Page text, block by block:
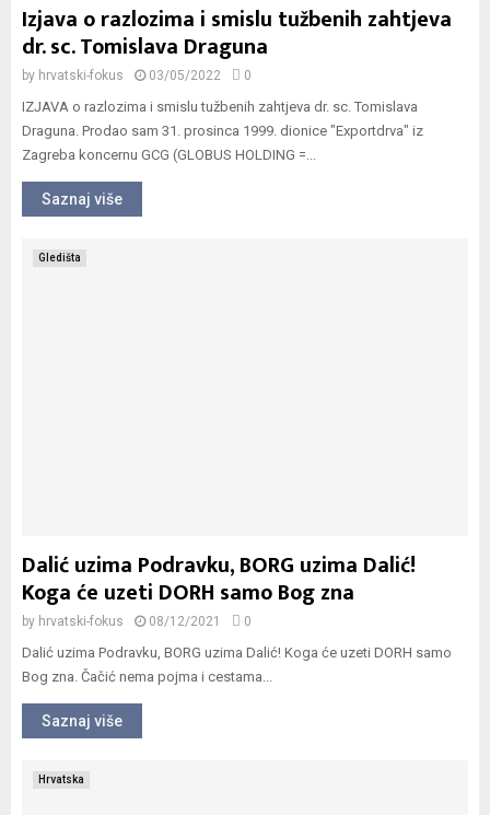
Izjava o razlozima i smislu tužbenih zahtjeva
dr. sc. Tomislava Draguna
by hrvatski-fokus 03/05/2022 0
IZJAVA o razlozima i smislu tužbenih zahtjeva dr. sc. Tomislava
Draguna. Prodao sam 31. prosinca 1999. dionice "Exportdrva" iz
Zagreba koncernu GCG (GLOBUS HOLDING =...
Saznaj više
Gledišta
Dalić uzima Podravku, BORG uzima Dalić!
Koga će uzeti DORH samo Bog zna
by hrvatski-fokus 08/12/2021 0
Dalić uzima Podravku, BORG uzima Dalić! Koga će uzeti DORH samo
Bog zna. Čačić nema pojma i cestama...
Saznaj više
Hrvatska